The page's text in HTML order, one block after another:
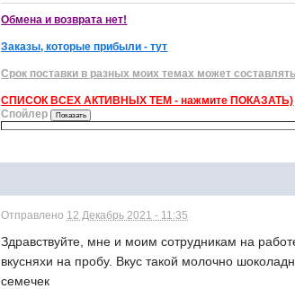
Обмена и возврата нет!
Заказы, которые прибыли - тут
Срок поставки в разных моих темах может
СПИСОК ВСЕХ АКТИВНЫХ ТЕМ - нажмите ПОКАЗАТЬ)
Спойлер
Отправлено 12 Декабрь 2021 - 11:35
Здравствуйте, мне и моим сотрудникам на
вкусняхи на пробу. Вкус такой молочно
семечек